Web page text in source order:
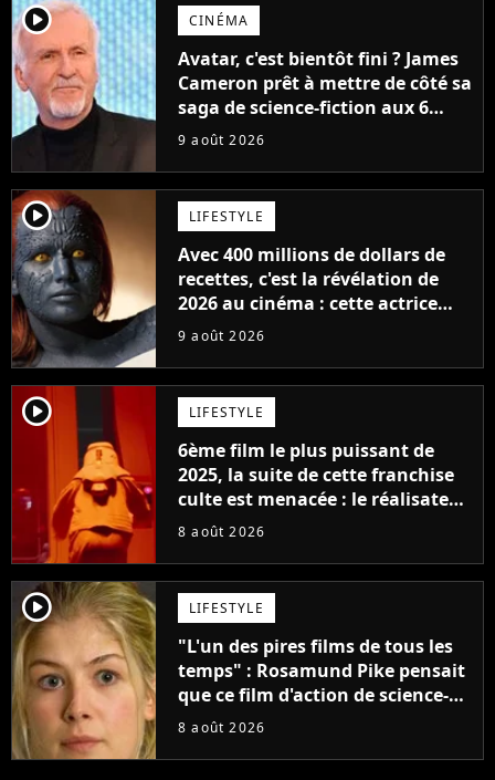
player2 CINÉMA
Avatar, c'est bientôt fini ? James
Cameron prêt à mettre de côté sa
saga de science-fiction aux 6
milliards de recettes
9 août 2026
player2 LIFESTYLE
Avec 400 millions de dollars de
recettes, c'est la révélation de
2026 au cinéma : cette actrice
adorée prête à remplacer
9 août 2026
player2 LIFESTYLE
6ème film le plus puissant de
2025, la suite de cette franchise
culte est menacée : le réalisateur
claque la porte pour "différends
8 août 2026
player2 LIFESTYLE
"L'un des pires films de tous les
temps" : Rosamund Pike pensait
que ce film d'action de science-
fiction avec Dwayne Johnson
8 août 2026